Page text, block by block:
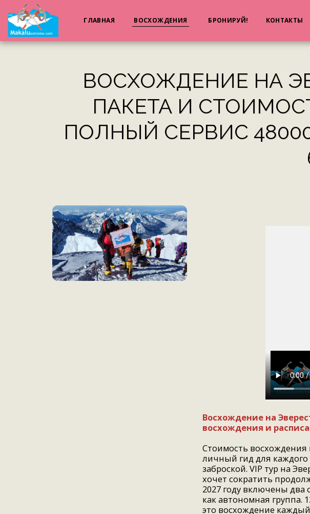
ГЛАВНАЯ ВОСХОЖДЕНИЯ БРОНИРУЙ! КОНТАКТЫ
ВОСХОЖДЕНИЕ НА
ПАКЕТА И
ПОЛНЫЙ СЕРВИС
Восхождение на
восхождения и
Стоимость восхождения
личный гид для каждого
заброской. VIP тур на
хочет сократить
2027 году включены два
как автономная группа.
это восхождение